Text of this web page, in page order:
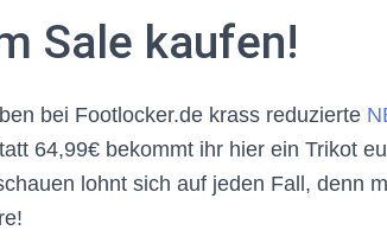
Sale kaufen!
bei Footlocker.de krass reduzierte
64,99€ bekommt ihr hier ein Trikot
lohnt sich auf jeden Fall, denn